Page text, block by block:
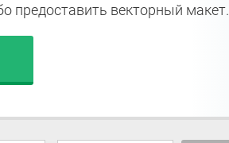
предоставить векторный макет.